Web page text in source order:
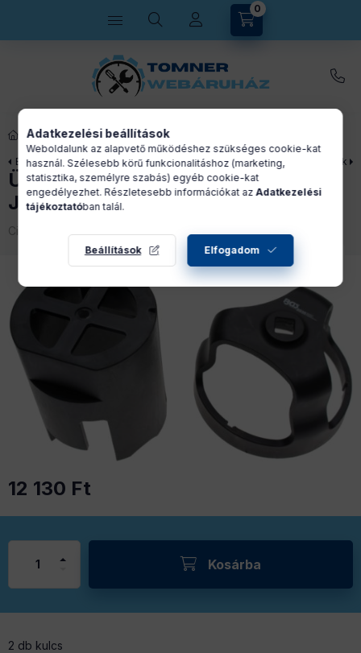
Kosárban lévő
0
ÜZEMANYAG RENDSZER
Előző termék Következő termék
ÜZEMANYAG SZŰRŐHÖZ KULCS
JTD/CDTi/DDiS/TiD/VCDi/Hdi*
Cikkszám:
12 130 Ft
Kosárba
2 db kulcs
Adatkezelési beállítások
Weboldalunk az alapvető működéshez szükséges cookie-kat
használ. Szélesebb körű funkcionalitáshoz (marketing,
statisztika, személyre szabás) egyéb cookie-kat
engedélyezhet. Részletesebb információkat azAdatkezelési
tájékoztatóban talál.
Beállítások Elfogadom